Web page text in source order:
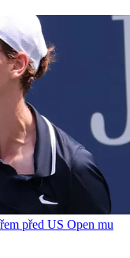
před US Open mu